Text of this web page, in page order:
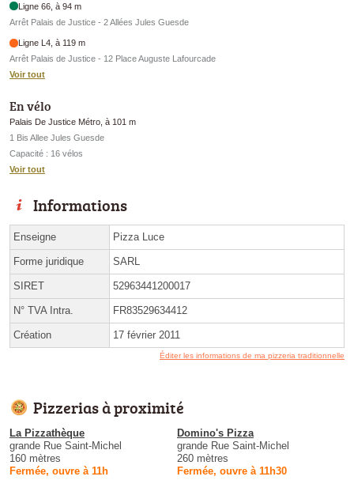
Ligne 66, à 94 m
Arrêt Palais de Justice - 2 Allées Jules Guesde
Ligne L4, à 119 m
Arrêt Palais de Justice - 12 Place Auguste Lafourcade
Voir tout
En vélo
Palais De Justice Métro, à 101 m
1 Bis Allee Jules Guesde
Capacité : 16 vélos
Voir tout
Informations
Enseigne Pizza Luce
Forme juridique SARL
SIRET 52963441200017
N° TVA Intra. FR83529634412
Création 17 février 2011
Éditer les informations de ma pizzeria traditionnelle
Pizzerias à proximité
La Pizzathèque
grande Rue Saint-Michel
160 mètres
Fermée, ouvre à 11h
Domino's Pizza
grande Rue Saint-Michel
260 mètres
Fermée, ouvre à 11h30